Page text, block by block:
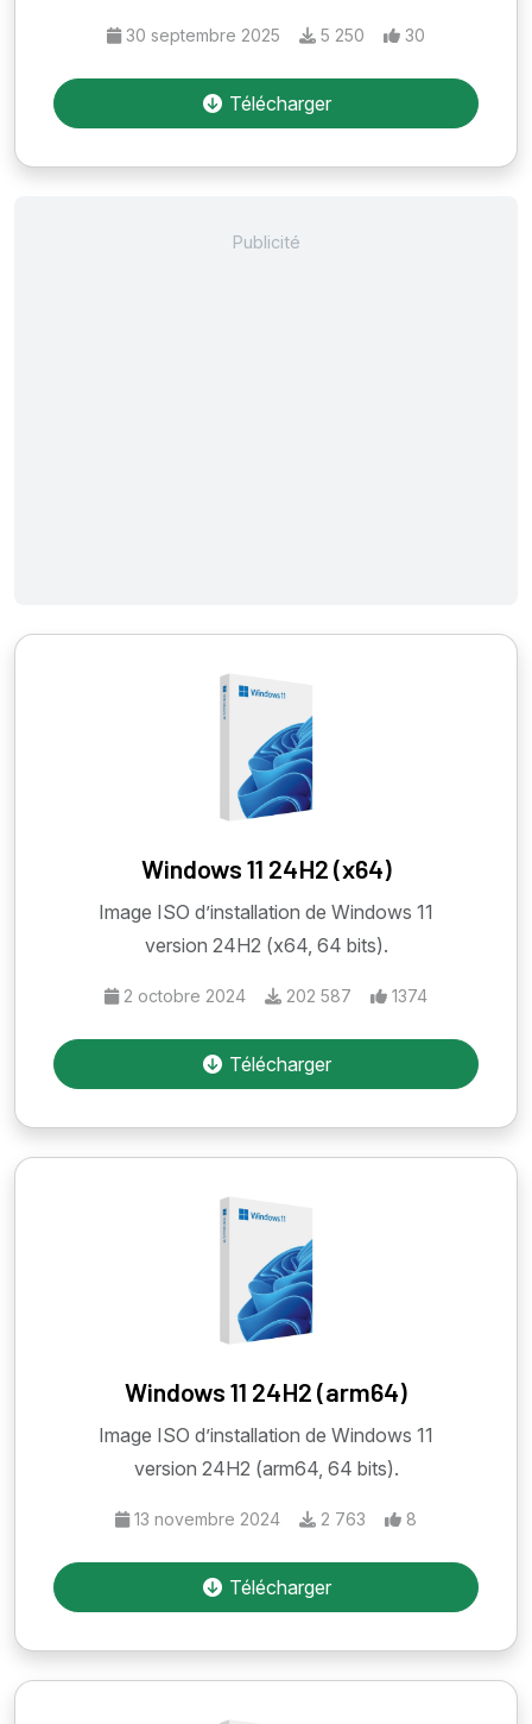
30 septembre 2025 5 250 30
Télécharger
Windows 11 24H2 (x64)
Image ISO d’installation de Windows 11
version 24H2 (x64, 64 bits).
2 octobre 2024 202 587 1374
Télécharger
Windows 11 24H2 (arm64)
Image ISO d’installation de Windows 11
version 24H2 (arm64, 64 bits).
13 novembre 2024 2 763 8
Télécharger